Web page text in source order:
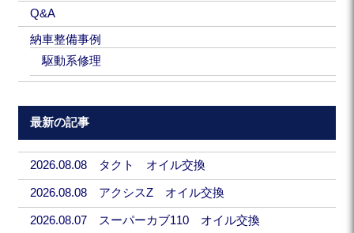
Q&A
納車整備事例
駆動系修理
最新の記事
2026.08.08 タクト オイル交換
2026.08.08 アクシスZ オイル交換
2026.08.07 スーパーカブ110 オイル交換